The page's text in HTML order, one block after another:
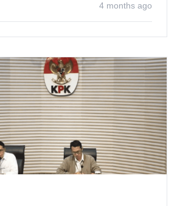
4 months ago